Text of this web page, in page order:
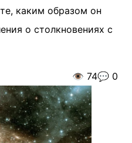
каким образом он
о столкновениях с
👁️ 74💬 0